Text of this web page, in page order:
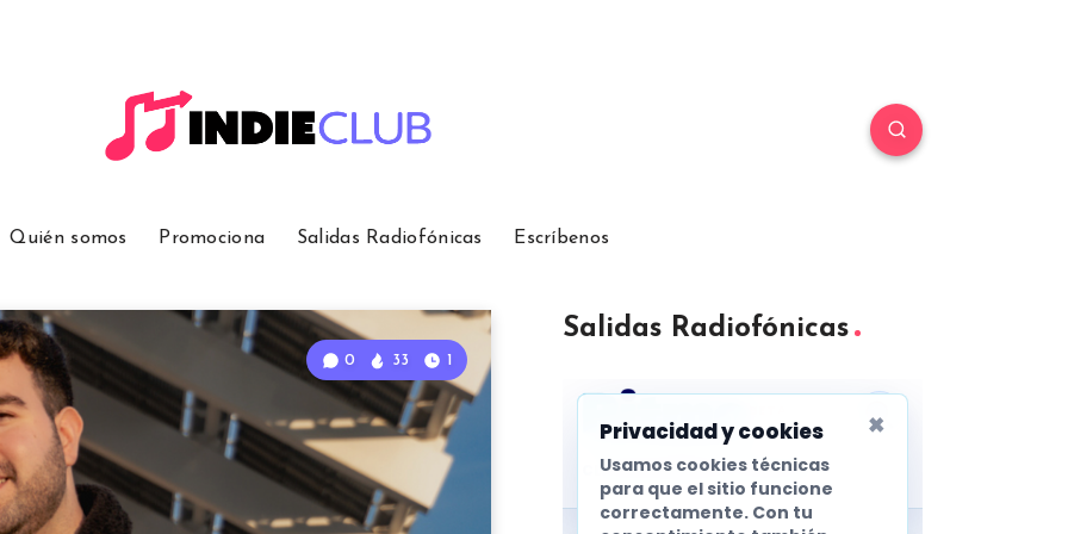
Quién somos Promociona Salidas Radiofónicas Escríbenos
0 33 1
Salidas Radiofónicas